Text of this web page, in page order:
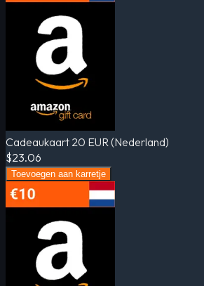
Cadeaukaart 20 EUR (Nederland)
$23.06
Toevoegen aan karretje